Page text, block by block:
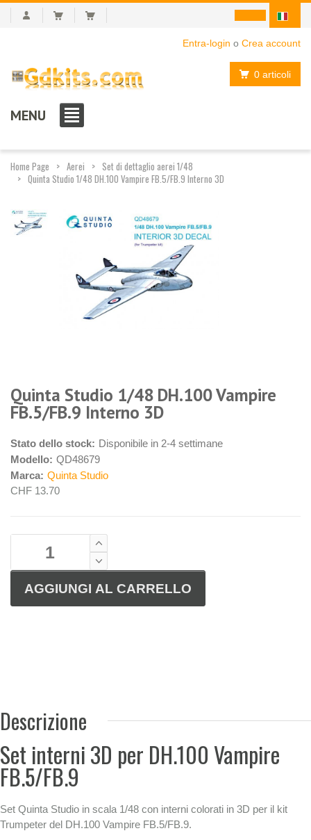
Entra-login o Crea account
0 articoli
MENU
Home Page Aerei
Set di dettaglio aerei 1/48
Quinta Studio 1/48 DH.100 Vampire FB.5/FB.9 Interno 3D
Quinta Studio 1/48 DH.100 Vampire
FB.5/FB.9 Interno 3D
Stato dello stock: Disponibile in 2-4 settimane
Modello: QD48679
Marca: Quinta Studio
CHF 13.70
Descrizione
Set interni 3D per DH.100 Vampire
FB.5/FB.9
Set Quinta Studio in scala 1/48 con interni colorati in 3D per il kit
Trumpeter del DH.100 Vampire FB.5/FB.9.